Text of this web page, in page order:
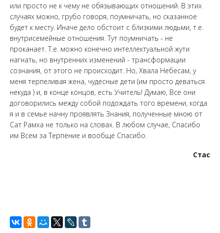
или просто не к чему не обязывающих отношений. В этих
случаях можно, грубо говоря, поумничать, но сказанное
будет к месту. Иначе дело обстоит с близкими людьми, т.е.
внутрисемейные отношения. Тут поумничать - не
проканает. Т.е. можно конечно интеллектуальной жути
нагнать, но внутренних изменений - трансформации
сознания, от этого не происходит. Но, Хвала Небесам, у
меня терпеливая жена, чудесные дети (им просто деваться
некуда ) и, в конце концов, есть Учитель! Думаю, Все они
договорились между собой подождать того времени, когда
я и в семье начну проявлять Знания, полученные мною от
Сат Рамха не только на словах. В любом случае, Спасибо
им Всем за Терпение и вообще Спасибо.
Стас